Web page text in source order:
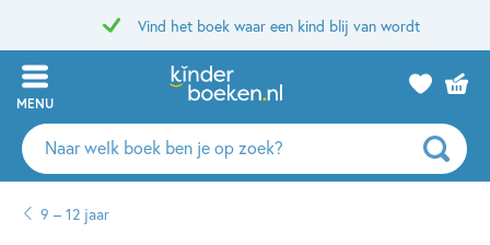
Vind het boek waar een kind blij van wordt
MENU
Zoeken
naar
auteurs
9 – 12 jaar